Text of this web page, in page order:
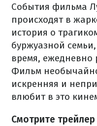
События фильма
происходят в
история о
буржуазной
время, ежедневно
Фильм
искренняя и
влюбит в это
Смотрите